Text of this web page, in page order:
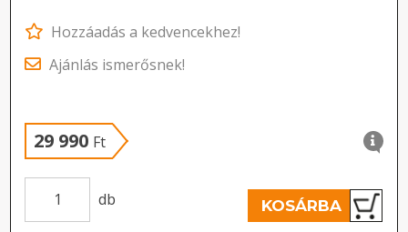
Hozzáadás a kedvencekhez!
Ajánlás ismerősnek!
29 990 Ft
db KOSÁRBA